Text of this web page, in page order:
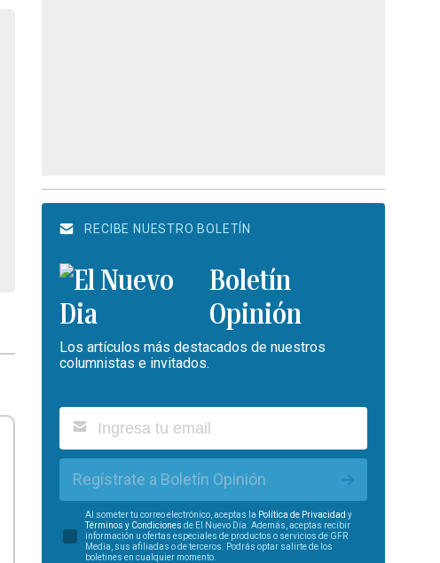
RECIBE NUESTRO BOLETÍN
Boletín
Opinión
Los artículos más destacados de nuestros
columnistas e invitados.
Regístrate a Boletín Opinión
Al someter tu correo electrónico, aceptas la Política de Privacidad y
Términos y Condiciones de El Nuevo Día. Además, aceptas recibir
información u ofertas especiales de productos o servicios de GFR
Media, sus afiliadas o de terceros. Podrás optar salirte de los
boletines en cualquier momento.